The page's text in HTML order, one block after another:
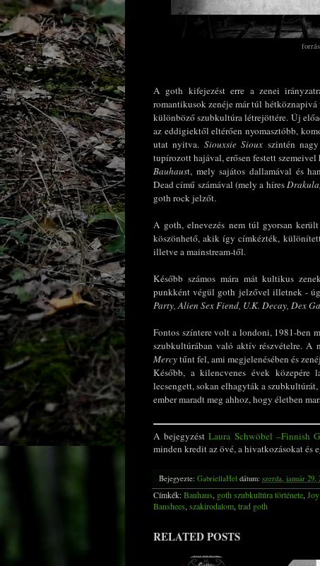
A goth kifejezést erre a zenei
romantikusok zenéje már túl
különböző szubkultúra létrejöttére. Új
az eddigiektől eltérően nyomasztóbb,
utat nyitva. Siouxsie Sioux szintén
tupírozott hajával, erősen festett
Bauhaust, mely sajátos dallamával és
Dead című számával (mely a híresDrakula,
goth rock jelzőt.
A goth, elnevezés nem túl gyorsan
köszönhető, akik így címkézték,
illetve a mainstream-től.
Később számos mára mát kultikus
punkként végül goth jelzővel illetnek -
Party, Alien Sex Fiend, U.K. Decay, Dex
Fontos színtere volt a londoni, 1981-ben
szubkultúrában való aktív részvételre. A
Mercytűnt fel, ami megjelenésében és
Később, a kilencvenes évek közepére
lecsengett, sokan elhagyták a
ember maradt meg ahhoz, hogy életben
A bejegyzéstLaura Schwöbel –Finnish
minden kredit az övé, a hivatkozásokat és
Bejegyezte: GabriellaHel dátum: szerda, január 29,
Címkék:Bauhaus, goth szubkultúra története,
Banshees, szakirodalom, trad goth
RELATED POSTS